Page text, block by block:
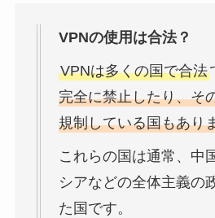
VPNの使用は合法？
VPNは多くの国で合法
完全に禁止したり、そ
規制している国もあり
これらの国は通常、中
シアなどの全体主義の
た国です。